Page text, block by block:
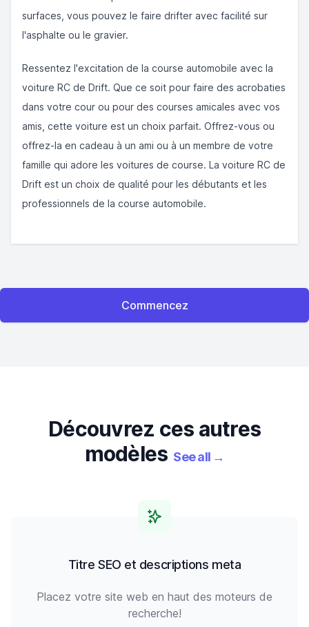
surfaces, vous pouvez le faire drifter avec facilité sur
l'asphalte ou le gravier.
Ressentez l'excitation de la course automobile avec la
voiture RC de Drift. Que ce soit pour faire des acrobaties
dans votre cour ou pour des courses amicales avec vos
amis, cette voiture est un choix parfait. Offrez-vous ou
offrez-la en cadeau à un ami ou à un membre de votre
famille qui adore les voitures de course. La voiture RC de
Drift est un choix de qualité pour les débutants et les
professionnels de la course automobile.
Commencez
Découvrez ces autres
modèles See all →
Titre SEO et descriptions meta
Placez votre site web en haut des moteurs de
recherche!